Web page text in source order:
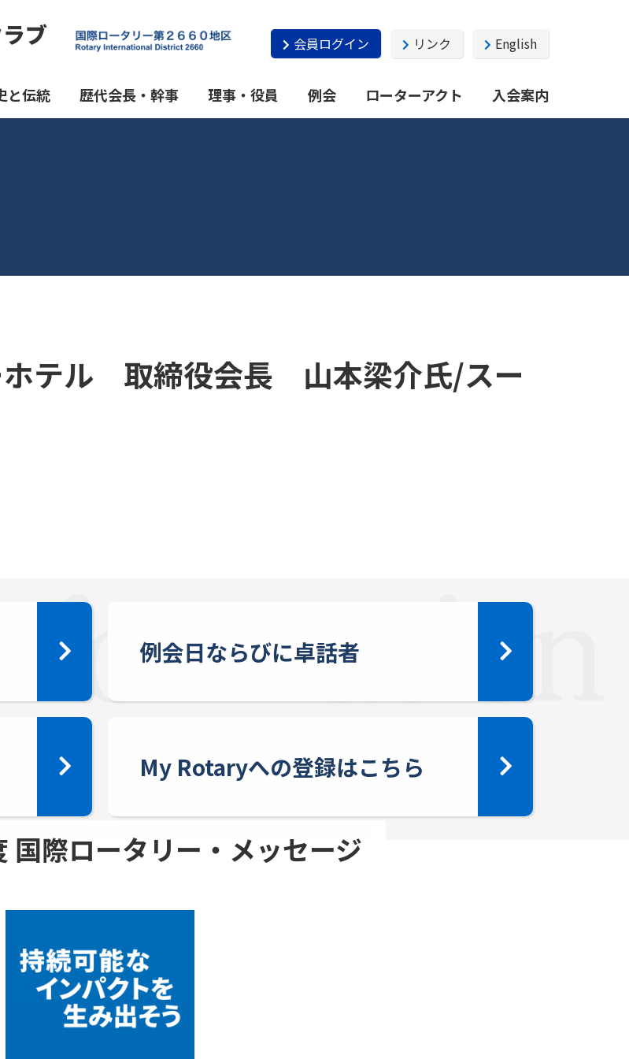
ブ 会員ログイン リンク English
と伝統 歴代会長・幹事 理事・役員 例会 ローターアクト 入会案内
ホテル 取締役会長 山本梁介氏/スー
例会日ならびに卓話者
My Rotaryへの登録はこちら
国際ロータリー・メッセージ